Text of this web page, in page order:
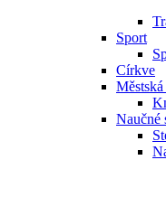
Sport
Církve
Naučné